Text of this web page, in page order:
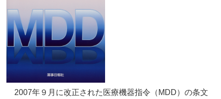
2007年９月に改正された医療機器指令（MDD）の条文